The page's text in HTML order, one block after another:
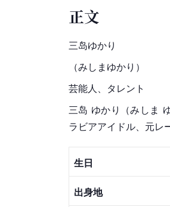
正文
三岛ゆかり
（みし まゆかり）
芸能人、タレント
三岛 ゆかり（みしま
ラビアアイドル、元レ
生日
出身地